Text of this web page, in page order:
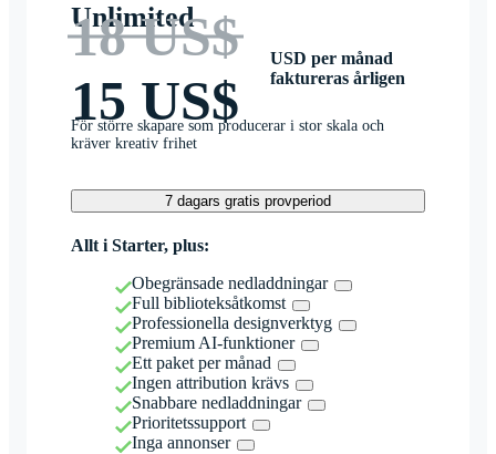
Unlimited
18 US$
15 US$
USD per månad
faktureras årligen
För större skapare som producerar i stor skala och
kräver kreativ frihet
7 dagars gratis provperiod
Allt i Starter, plus:
Obegränsade nedladdningar
Full biblioteksåtkomst
Professionella designverktyg
Premium AI-funktioner
Ett paket per månad
Ingen attribution krävs
Snabbare nedladdningar
Prioritetssupport
Inga annonser